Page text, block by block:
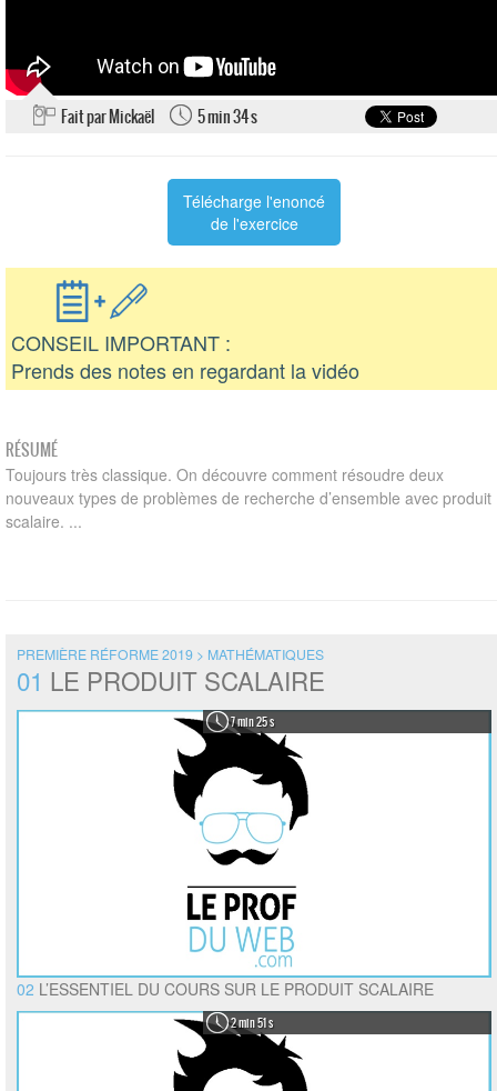
Fait par Mickaël 5 min 34 s
Télécharge l'enoncé
de l'exercice
CONSEIL IMPORTANT :
Prends des notes en regardant la vidéo
RÉSUMÉ
Toujours très classique. On découvre comment résoudre deux
nouveaux types de problèmes de recherche d’ensemble avec produit
scalaire. ...
PREMIÈRE RÉFORME 2019 > MATHÉMATIQUES
01 LE PRODUIT SCALAIRE
7 min 25 s
02 L’ESSENTIEL DU COURS SUR LE PRODUIT SCALAIRE
2 min 51 s